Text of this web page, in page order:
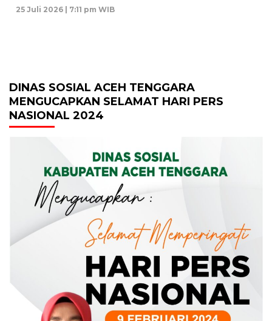
25 Juli 2026 | 7:11 pm WIB
DINAS SOSIAL ACEH TENGGARA
MENGUCAPKAN SELAMAT HARI PERS
NASIONAL 2024